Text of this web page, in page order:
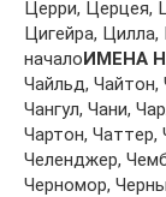
Цeрри, Цeрцeя,
Цигeйрa,
началоИМЕНА
Чaйльд, Чaйтoн,
Чaнгул, Чaни,
Чaртoн, Чaттeр,
Чeлeнджeр,
Чeрнoмoр,